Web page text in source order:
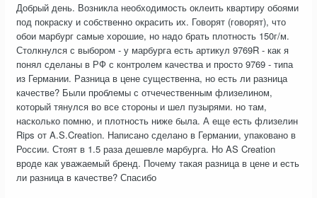
Добрый день. Возникла необходимость оклеить квартиру обоями
под покраску и собственно окрасить их. Говорят (говорят), что
обои марбург самые хорошие, но надо брать плотность 150г/м.
Столкнулся с выбором - у марбурга есть артикул 9769R - как я
понял сделаны в РФ с контролем качества и просто 9769 - типа
из Германии. Разница в цене существенна, но есть ли разница
качестве? Были проблемы с отчечественным флизелином,
который тянулся во все стороны и шел пузырями. но там,
насколько помню, и плотность ниже была. А еще есть флизелин
Rips от A.S.Creation. Написано сделано в Германии, упаковано в
России. Стоят в 1.5 раза дешевле марбурга. Но AS Creation
вроде как уважаемый бренд. Почему такая разница в цене и есть
ли разница в качестве? Спасибо